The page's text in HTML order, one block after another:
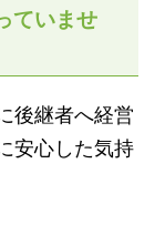
ていませ
後継者へ経営
安心した気持